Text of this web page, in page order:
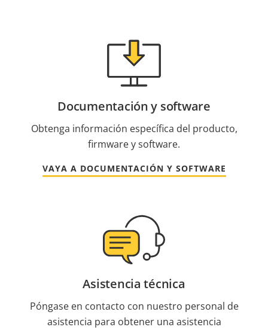
Documentación y software
Obtenga información específica del producto,
firmware y software.
VAYA A DOCUMENTACIÓN Y SOFTWARE
Asistencia técnica
Póngase en contacto con nuestro personal de
asistencia para obtener una asistencia